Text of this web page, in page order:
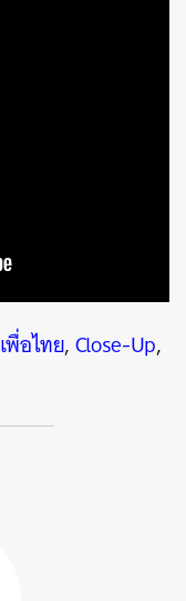
พื่อไทย,Close-Up,